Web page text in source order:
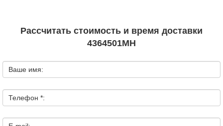
Рассчитать стоимость и время доставки
4364501MH
Ваше имя:
Телефон *: